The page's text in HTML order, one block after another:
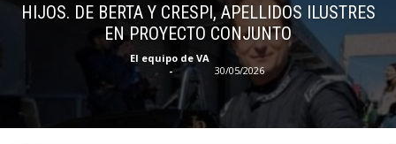
HIJOS. DE BERTA Y CRESPI, APELLIDOS ILUSTRES
EN PROYECTO CONJUNTO
El equipo de VA
-
30/05/2026